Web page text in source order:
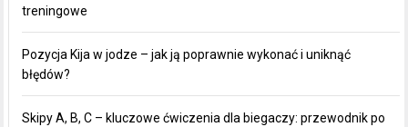
treningowe
Pozycja Kija w jodze – jak ją poprawnie wykonać i uniknąć
błędów?
Skipy A, B, C – kluczowe ćwiczenia dla biegaczy: przewodnik po